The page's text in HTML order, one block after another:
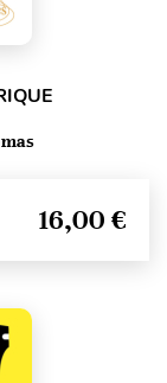
16,00 €